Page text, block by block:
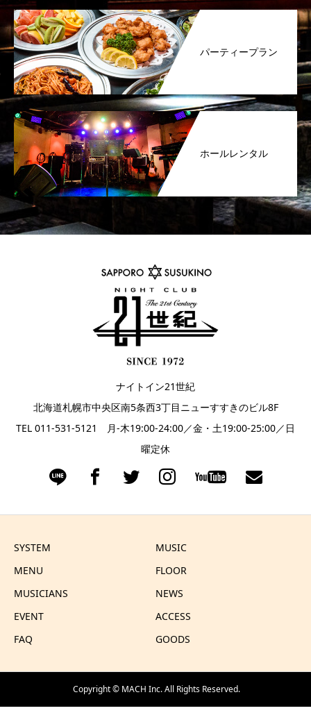
パーティープラン
ホールレンタル
ナイトイン21世紀
北海道札幌市中央区南5条西3丁目ニューすすきのビル8F
TEL 011-531-5121 月-木19:00-24:00／金・土19:00-25:00／日
曜定休
SYSTEM
MUSIC
MENU
FLOOR
MUSICIANS
NEWS
EVENT
ACCESS
FAQ
GOODS
Copyright © MACH Inc.All Rights Reserved.